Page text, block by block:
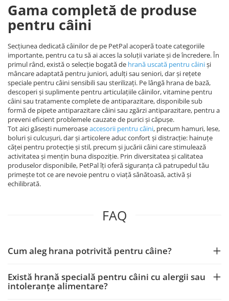
Gama completă de produse
pentru câini
Secțiunea dedicată câinilor de pe PetPal acoperă toate categoriile
importante, pentru ca tu să ai acces la soluții variate și de încredere. În
primul rând, există o selecție bogată de hrană uscată pentru câiniși
mâncare adaptată pentru juniori, adulți sau seniori, dar și rețete
speciale pentru câini sensibili sau sterilizați. Pe lângă hrana de bază,
descoperi și suplimente pentru articulațiile câinilor, vitamine pentru
câini sau tratamente complete de antiparazitare, disponibile sub
formă de pipete antiparazitare câini sau zgărzi antiparazitare, pentru a
preveni eficient problemele cauzate de purici și căpușe.
Tot aici găsești numeroaseaccesorii pentru câini, precum hamuri, lese,
boluri și culcușuri, dar și articolere aduc confort și distracție: hainuțe
căței pentru protecție și stil, precum și jucării câini care stimulează
activitatea și mențin buna dispoziție. Prin diversitatea și calitatea
produselor disponibile, PetPal îți oferă siguranța că patrupedul tău
primește tot ce are nevoie pentru o viață sănătoasă, activă și
echilibrată.
FAQ
Cum aleg hrana potrivită pentru câine?
Există hrană specială pentru câini cu alergii sau
intoleranțe alimentare?